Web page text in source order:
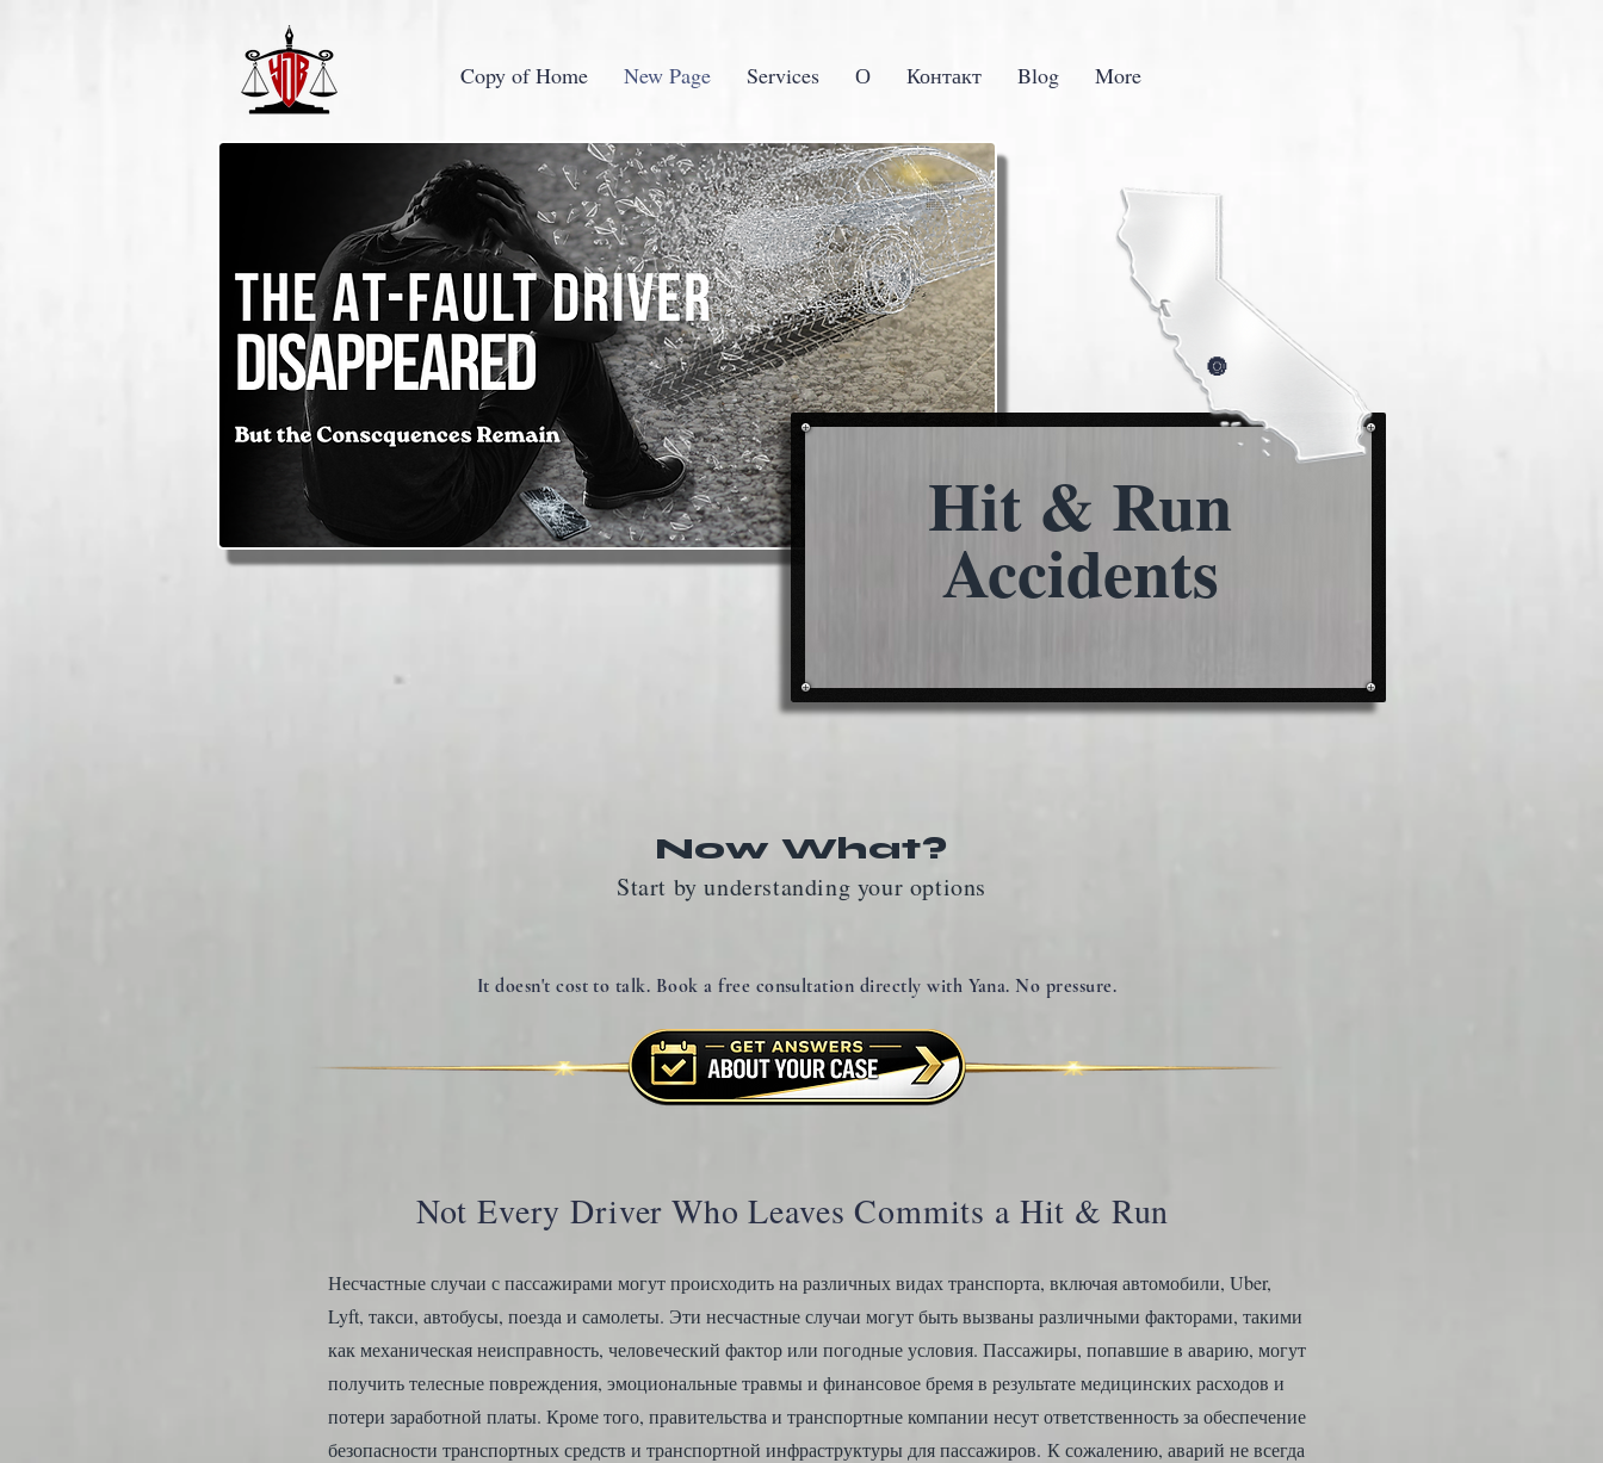
Copy of Home New Page Services О Контакт Blog More
🔘
Hit & Run
Accidents
Now What?
Start by understanding your options
It doesn't cost to talk. Book a free consultation directly with Yana. No pressure.
Not Every Driver Who Leaves Commits a Hit & Run
Несчастные случаи с пассажирами могут происходить на различных видах транспорта, включая автомобили, Uber,
Lyft, такси, автобусы, поезда и самолеты. Эти несчастные случаи могут быть вызваны различными факторами, такими
как механическая неисправность, человеческий фактор или погодные условия. Пассажиры, попавшие в аварию, могут
получить телесные повреждения, эмоциональные травмы и финансовое бремя в результате медицинских расходов и
потери заработной платы. Кроме того, правительства и транспортные компании несут ответственность за обеспечение
безопасности транспортных средств и транспортной инфраструктуры для пассажиров. К сожалению, аварий не всегда